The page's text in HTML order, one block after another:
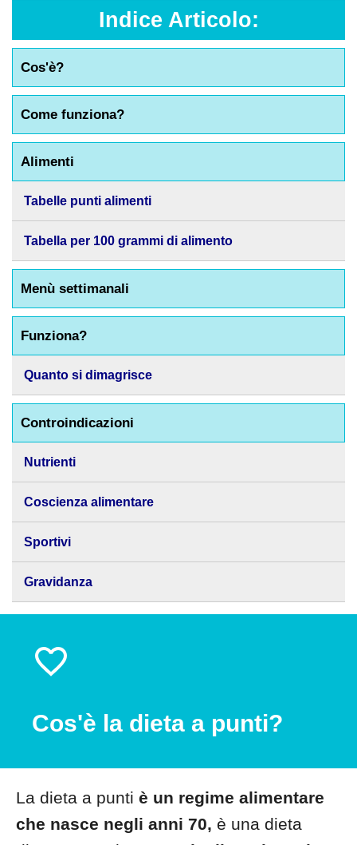
Indice Articolo:
Cos'è?
Come funziona?
Alimenti
Tabelle punti alimenti
Tabella per 100 grammi di alimento
Menù settimanali
Funziona?
Quanto si dimagrisce
Controindicazioni
Nutrienti
Coscienza alimentare
Sportivi
Gravidanza
Cos'è la dieta a punti?
La dieta a punti è un regime alimentare
che nasce negli anni 70, è una dieta